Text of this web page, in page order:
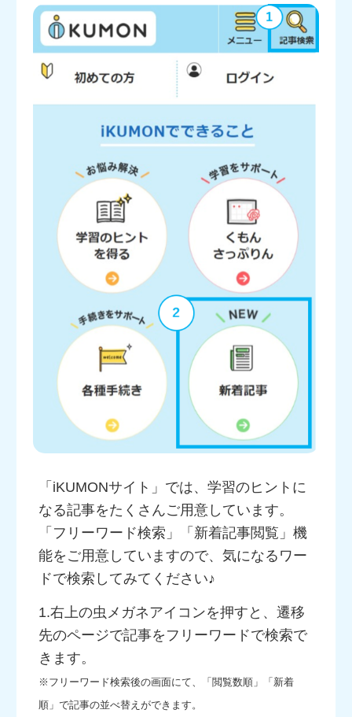
「iKUMONサイト」では、学習のヒントに
なる記事をたくさんご用意しています。
「フリーワード検索」「新着記事閲覧」機
能をご用意していますので、気になるワー
ドで検索してみてください♪
1.右上の虫メガネアイコンを押すと、遷移
先のページで記事をフリーワードで検索で
きます。
※フリーワード検索後の画面にて、「閲覧数順」「新着
順」で記事の並べ替えができます。